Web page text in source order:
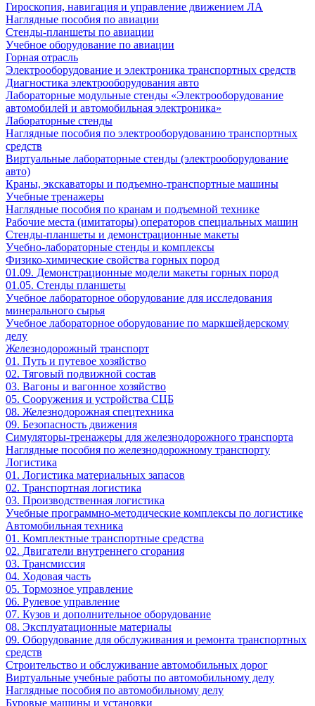
Гироскопия, навигация и управление движением ЛА
Наглядные пособия по авиации
Стенды-планшеты по авиации
Учебное оборудование по авиации
Горная отрасль
Электрооборудование и электроника транспортных средств
Диагностика электрооборудования авто
Лабораторные модульные стенды «Электрооборудование
автомобилей и автомобильная электроника»
Лабораторные стенды
Наглядные пособия по электрооборудованию транспортных
средств
Виртуальные лабораторные стенды (электрооборудование
авто)
Краны, экскаваторы и подъемно-транспортные машины
Учебные тренажеры
Наглядные пособия по кранам и подъемной технике
Рабочие места (имитаторы) операторов специальных машин
Стенды-планшеты и демонстрационные макеты
Учебно-лабораторные стенды и комплексы
Физико-химические свойства горных пород
01.09. Демонстрационные модели макеты горных пород
01.05. Стенды планшеты
Учебное лабораторное оборудование для исследования
минерального сырья
Учебное лабораторное оборудование по маркшейдерскому
делу
Железнодорожный транспорт
01. Путь и путевое хозяйство
02. Тяговый подвижной состав
03. Вагоны и вагонное хозяйство
05. Сооружения и устройства СЦБ
08. Железнодорожная спецтехника
09. Безопасность движения
Симуляторы-тренажеры для железнодорожного транспорта
Наглядные пособия по железнодорожному транспорту
Логистика
01. Логистика материальных запасов
02. Транспортная логистика
03. Производственная логистика
Учебные программно-методические комплексы по логистике
Автомобильная техника
01. Комплектные транспортные средства
02. Двигатели внутреннего сгорания
03. Трансмиссия
04. Ходовая часть
05. Тормозное управление
06. Рулевое управление
07. Кузов и дополнительное оборудование
08. Эксплуатационные материалы
09. Оборудование для обслуживания и ремонта транспортных
средств
Строительство и обслуживание автомобильных дорог
Виртуальные учебные работы по автомобильному делу
Наглядные пособия по автомобильному делу
Буровые машины и установки